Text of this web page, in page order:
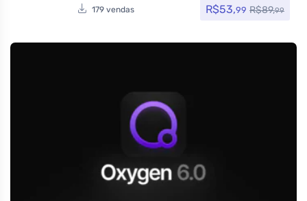
179 vendas R$53,99 R$89,99